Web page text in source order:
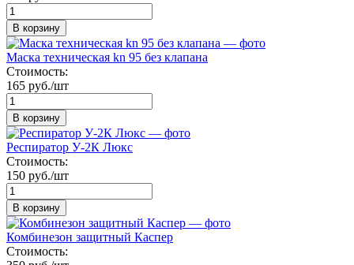
В корзину
Маска техническая kn 95 без клапана
Стоимость:
165 руб./шт
В корзину
Респиратор У-2К Люкс
Стоимость:
150 руб./шт
В корзину
Комбинезон защитный Каспер
Стоимость: